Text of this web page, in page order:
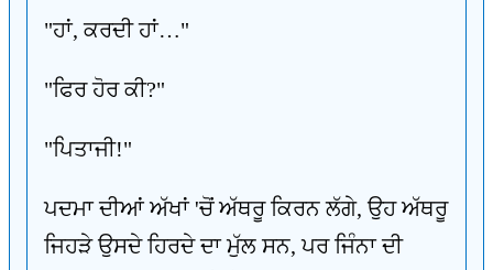
"ਹਾਂ, ਕਰਦੀ ਹਾਂ…"
"ਫਿਰ ਹੋਰ ਕੀ?"
"ਪਿਤਾਜੀ!"
ਪਦਮਾ ਦੀਆਂ ਅੱਖਾਂ 'ਚੋਂ ਅੱਥਰੂ ਕਿਰਨ ਲੱਗੇ, ਉਹ ਅੱਥਰੂ
ਜਿਹੜੇ ਉਸਦੇ ਹਿਰਦੇ ਦਾ ਮੁੱਲ ਸਨ, ਪਰ ਜਿੰਨਾ ਦੀ